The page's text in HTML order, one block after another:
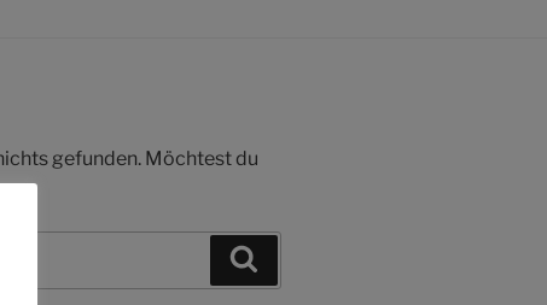
gefunden. Möchtest du